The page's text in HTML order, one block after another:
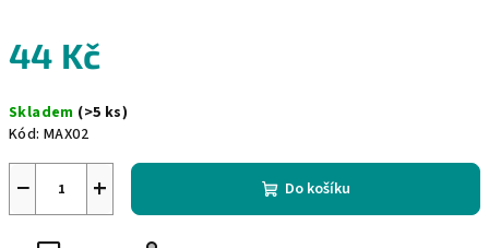
44 Kč
cena:
Skladem (>5 ks)
Kód: MAX02
+
− Do košíku